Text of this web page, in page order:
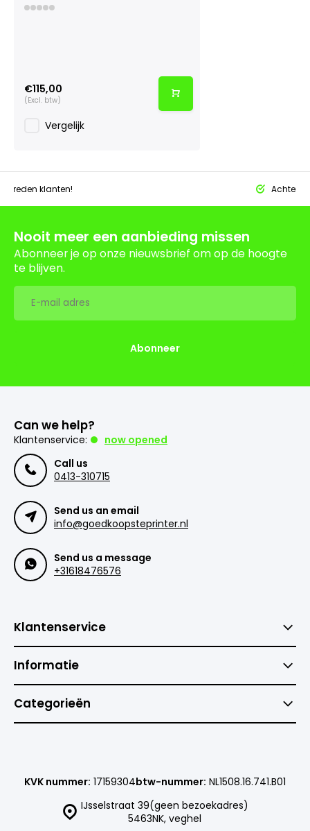
€115,00
(Excl. btw)
Vergelijk
klanten! Achteraf
Nooit meer een aanbieding missen
Abonneer je op onze nieuwsbrief om op de hoogte
te blijven.
Abonneer
Can we help?
Klantenservice:
now opened
Call us
0413-310715
Send us an email
info@goedkoopsteprinter.nl
Send us a message
+31618476576
Klantenservice
Informatie
Categorieën
IJsselstraat 39(geen bezoekadres)
5463NK, veghel
KVK nummer: 17159304btw-nummer: NL1508.16.741.B01